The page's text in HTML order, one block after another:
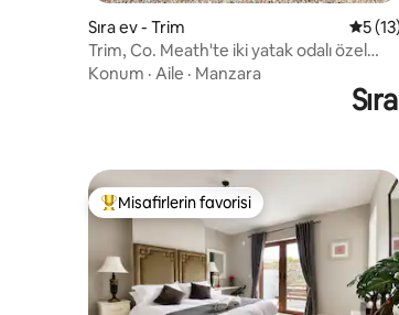
Sıra ev - Trim 55
Trim, Co. Meath'te iki yatak odalı özel
inziva yeri
Konum · Aile · Manzara
Misafirlerin favorilerinden en beğenilenler
Misafirlerin favorisi